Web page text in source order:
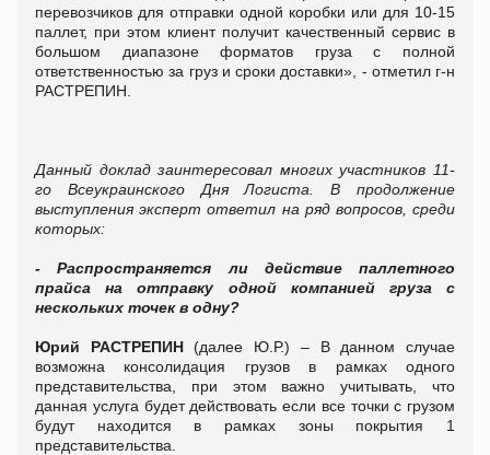
перевозчиков для отправки одной коробки или для 10-15
паллет, при этом клиент получит качественный сервис в
большом диапазоне форматов груза с полной
ответственностью за груз и сроки доставки», - отметил г-н
РАСТРЕПИН.
Данный доклад заинтересовал многих участников 11-
го Всеукраинского Дня Логиста. В продолжение
выступления эксперт ответил на ряд вопросов, среди
которых:
- Распространяется ли действие паллетного
прайса на отправку одной компанией груза с
нескольких точек в одну?
Юрий РАСТРЕПИН(далее Ю.Р.) – В данном случае
возможна консолидация грузов в рамках одного
представительства, при этом важно учитывать, что
данная услуга будет действовать если все точки с грузом
будут находится в рамках зоны покрытия 1
представительства.